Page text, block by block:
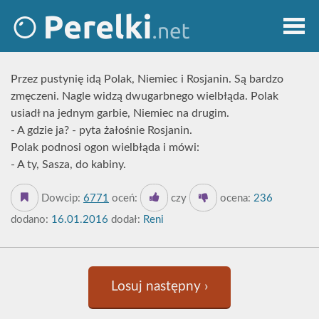
Przez pustynię idą Polak, Niemiec i Rosjanin. Są bardzo
zmęczeni. Nagle widzą dwugarbnego wielbłąda. Polak
usiadł na jednym garbie, Niemiec na drugim.
- A gdzie ja? - pyta żałośnie Rosjanin.
Polak podnosi ogon wielbłąda i mówi:
- A ty, Sasza, do kabiny.
Dowcip: 6771 oceń: czy ocena: 236
dodano: 16.01.2016 dodał: Reni
Losuj następny ›